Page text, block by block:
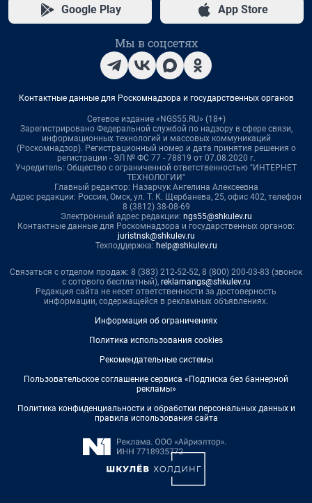
Google Play App Store
Мы в соцсетях
Контактные данные для Роскомнадзора и государственных органов
Сетевое издание «NGS55.RU» (18+)
Зарегистрировано Федеральной службой по надзору в сфере связи,
информационных технологий и массовых коммуникаций
(Роскомнадзор). Регистрационный номер и дата принятия решения о
регистрации - ЭЛ № ФС 77 - 78819 от 07.08.2020 г.
Учредитель: Общество с ограниченной ответственностью "ИНТЕРНЕТ
ТЕХНОЛОГИИ"
Главный редактор: Назарчук Ангелина Алексеевна
Адрес редакции: Россия, Омск, ул. Т. К. Щербанева, 25, офис 402, телефон
8 (3812) 38-08-69
Электронный адрес редакции: ngs55@shkulev.ru
Контактные данные для Роскомнадзора и государственных органов:
juristnsk@shkulev.ru
Техподдержка: help@shkulev.ru
Связаться с отделом продаж: 8 (383) 212-52-52, 8 (800) 200-03-83 (звонок
с сотового бесплатный), reklamangs@shkulev.ru
Редакция сайта не несет ответственности за достоверность
информации, содержащейся в рекламных объявлениях.
Информация об ограничениях
Политика использования cookies
Рекомендательные системы
Пользовательское соглашение сервиса «Подписка без баннерной
рекламы»
Политика конфиденциальности и обработки персональных данных и
правила использования сайта